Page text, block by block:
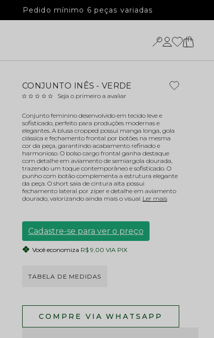
Pedido mínimo 6 peças variadas
CONJUNTO INÊS - VERDE
Seja o primeiro a avaliar
Conjunto feminino desenvolvido em tecido leve e
sofisticado, perfeito para produções modernas e
elegantes. A blusa cropped possui manga longa, gola
clássica e fechamento frontal por botões na mesma
cor da peça, garantindo acabamento refinado e
harmonioso. O bolso cargo frontal ganha destaque
com detalhe em aviamento de semiargola dourada,
trazendo um toque contemporâneo e sofisticado. O
punho com botão complementa a estrutura elegante
da peça. O short saia de cintura alta possui
fechamento lateral por zíper e detalhe em aviamento
dourado, valorizando ainda mais o visual. Ler mais
Cadastre-se para ver o preço
Você economiza R$ 9,00 VIA PIX
TABELA DE MEDIDAS